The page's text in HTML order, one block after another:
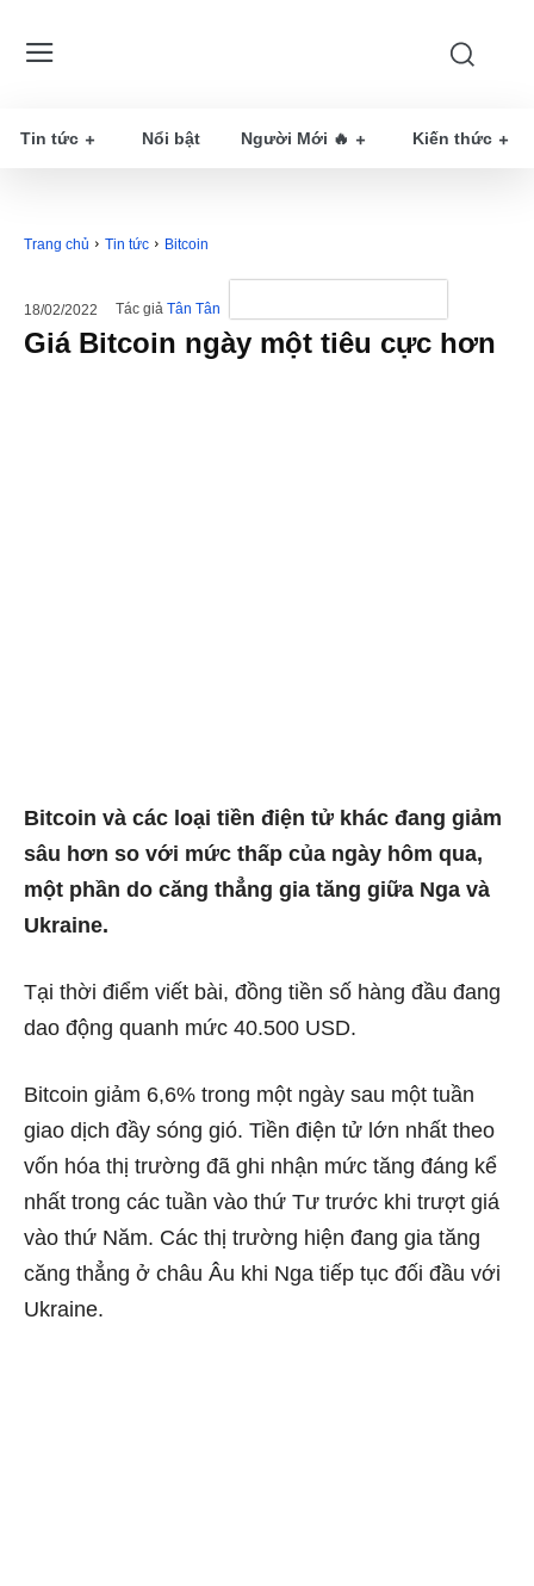
Tin tức Nổi bật Người Mới 🔥 Kiến thức
Trang chủ Tin tức Bitcoin
18/02/2022 Tác giả Tân Tân
Giá Bitcoin ngày một tiêu cực hơn
Bitcoin và các loại tiền điện tử khác đang giảm
sâu hơn so với mức thấp của ngày hôm qua,
một phần do căng thẳng gia tăng giữa Nga và
Ukraine.
Tại thời điểm viết bài, đồng tiền số hàng đầu đang
dao động quanh mức 40.500 USD.
Bitcoin giảm 6,6% trong một ngày sau một tuần
giao dịch đầy sóng gió. Tiền điện tử lớn nhất theo
vốn hóa thị trường đã ghi nhận mức tăng đáng kể
nhất trong các tuần vào thứ Tư trước khi trượt giá
vào thứ Năm. Các thị trường hiện đang gia tăng
căng thẳng ở châu Âu khi Nga tiếp tục đối đầu với
Ukraine.